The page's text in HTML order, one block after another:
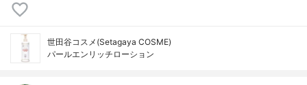
世田谷コスメ(Setagaya COSME)
パールエンリッチローション